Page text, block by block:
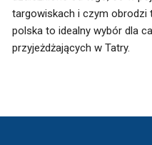
przyjeżdżających w Tatry.